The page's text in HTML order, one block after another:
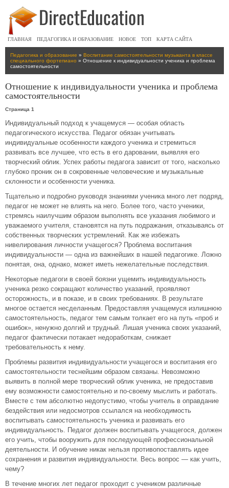
ГЛАВНАЯ ПЕДАГОГИКА И ОБРАЗОВАНИЕ НОВОЕ ТОП КАРТА САЙТА
Педагогика и образование » Воспитание самостоятельности музыканта в классе
специального фортепиано » Отношение к индивидуальности ученика и проблема
самостоятельности
Отношение к индивидуальности ученика и проблема
самостоятельности
Страница 1
Индивидуальный подход к учащемуся — особая область
педагогического искусства. Педагог обязан учитывать
индивидуальные особенности каждого ученика и стремиться
развивать все лучшее, что есть в его даровании, выявляя его
творческий облик. Успех работы педагога зависит от того, насколько
глубоко проник он в сокровенные человеческие и музыкальные
склонности и особенности ученика.
Тщательно и подробно руководя знаниями ученика много лет подряд,
педагог не может не влиять на него. Более того, часто ученики,
стремясь наилучшим образом выполнять все указания любимого и
уважаемого учителя, становятся на путь подражания, отказываясь от
собственных творческих устремлений. Как же избежать
нивелирования личности учащегося? Проблема воспитания
индивидуальности — одна из важнейших в нашей педагогике. Ложно
понятая, она, однако, может иметь нежелательные последствия.
Некоторые педагоги в своей боязни ущемить индивидуальность
ученика резко сокращают количество указаний, проявляют
осторожность, и в показе, и в своих требованиях. В результате
многое остается несделанным. Предоставляя учащемуся излишнюю
самостоятельность, педагог тем самым толкает его на путь «проб и
ошибок», ненужно долгий и трудный. Лишая ученика своих указаний,
педагог фактически потакает недоработкам, снижает
требовательность к нему.
Проблемы развития индивидуальности учащегося и воспитания его
самостоятельности теснейшим образом связаны. Невозможно
выявить в полной мере творческий облик ученика, не предоставив
ему возможности самостоятельно и по-своему мыслить и работать.
Вместе с тем абсолютно недопустимо, чтобы учитель в оправдание
бездействия или недосмотров ссылался на необходимость
воспитывать самостоятельность ученика и развивать его
индивидуальность. Педагог должен воспитывать учащегося, должен
его учить, чтобы вооружить для последующей профессиональной
деятельности. И обучение никак нельзя противопоставлять идее
сохранения и развития индивидуальности. Весь вопрос — как учить,
чему?
В течение многих лет педагог проходит с учеником различные